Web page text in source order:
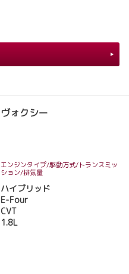
ヴォクシー
エンジンタイプ/駆動方式/トランスミッ
ション/排気量
ハイブリッド
E-Four
CVT
1.8L